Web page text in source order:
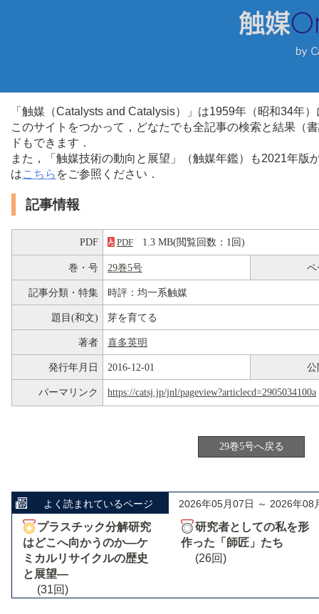
「触媒（Catalysts and Catalysis）」は1959年（昭和34年
このサイトをつかって，どなたでも全記事の検索と結果（
ドもできます．
また，「触媒技術の動向と展望」（触媒年鑑）も2021年
はこちら をご参照ください．
記事情報
PDF PDF 1.3 MB(閲覧回数：1回)
巻・号 29巻5号 ペ
記事分類・特集 時評：均一系触媒
題目(和文) 芽を育てる
著者 喜多英明
発行年月日 2016-12-01 公
パーマリンク https://catsj.jp/jnl/pageview?articlecd=2905034100a
29巻5号へ戻る
よく読まれているページ 2026年05月07日 ～ 2026年08
プラスチック分解研究
はどこへ向かうのか―ケ
ミカルリサイクルの歴史
と展望―
(31回)
研究者としての私を形
作った「師匠」たち
(26回)